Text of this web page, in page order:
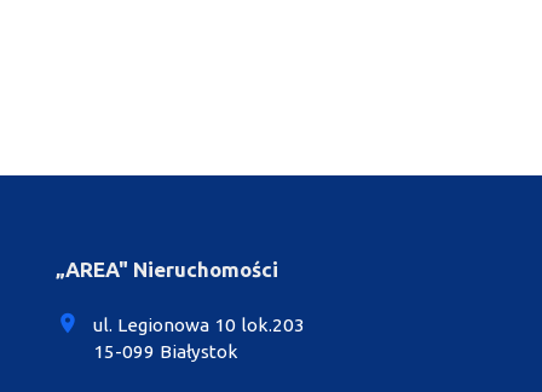
„AREA" Nieruchomości
ul. Legionowa 10 lok.203
15-099 Białystok